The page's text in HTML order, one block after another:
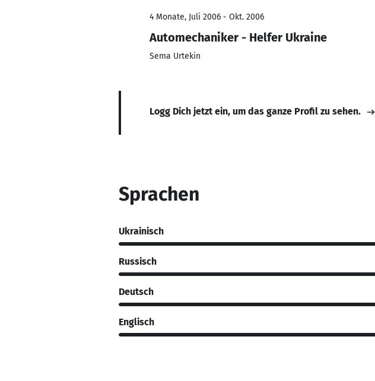
4 Monate, Juli 2006 - Okt. 2006
Automechaniker - Helfer Ukraine
Sema Urtekin
Logg Dich jetzt ein, um das ganze Profil zu sehen.
Sprachen
Ukrainisch
Russisch
Deutsch
Englisch